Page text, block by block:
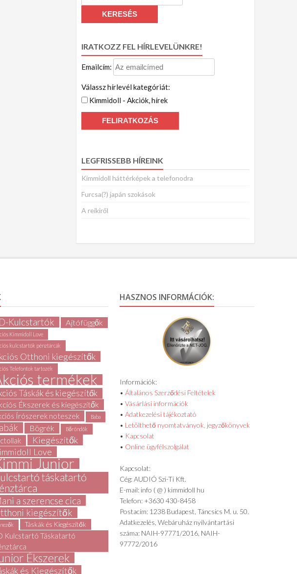
a
következőre:
KERESÉS
IRATKOZZ FEL HÍRLEVELÜNKRE!
Emailcím:
Válassz hírlevél kategóriát:
Kimmidoll - Akciók, hírek
LEGFRISSEBB HÍREINK
Kimmidoll háttérképek a telefonodra
Furcsa(?) japán szokások
A reikiről
Kulcstartók Ajtófüggők
Kimmidoll Love
kulcstartók pénztárcák
Otthoni kiegészítők
Telefontok tartozék
termékek
Táskák és kiegészítők
Ékszerek és kiegészítők
Írószerek noteszek Baba
Bögrék Bőröndök
Kiegészítők
Love
Junior
táskatartó
a szerencse cica
kiegészítők
Táskák és Kiegészítők
Kulcstartó Táskatartó
Ékszerek
és Kiegészítők
HASZNOS INFORMÁCIÓK:
Információk:
•Általános Szerződési Feltételek
•Vásárlási információk
•Adatkezelési tájékoztató
• Letölthető nyomtatványok, jegyzőkönyvek
• Kapcsolat
• Online ügyfélszolgálat
Kapcsolat:
Cég: AUDIÓ Szi-Ti Kft.
E-mail: info ( @ ) kimmidoll hu
Telefon: +3630 430-8458
Postacím: 1238 Budapest, Táncsics M. u. 50.
Adatkezelés, Webáruház nyilvántartási
száma: NAIH-97771/2016, NAIH-
97772/2016